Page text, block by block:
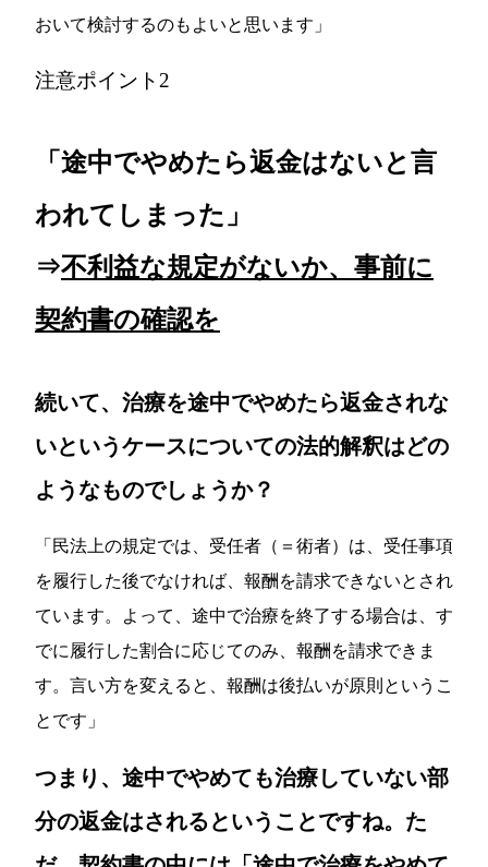
おいて検討するのもよいと思います」
注意ポイント2
「途中でやめたら返金はないと言
われてしまった」
⇒不利益な規定がないか、事前に
契約書の確認を
続いて、治療を途中でやめたら返金されな
いというケースについての法的解釈はどの
ようなものでしょうか？
「民法上の規定では、受任者（＝術者）は、受任事項
を履行した後でなければ、報酬を請求できないとされ
ています。よって、途中で治療を終了する場合は、す
でに履行した割合に応じてのみ、報酬を請求できま
す。言い方を変えると、報酬は後払いが原則というこ
とです」
つまり、途中でやめても治療していない部
分の返金はされるということですね。た